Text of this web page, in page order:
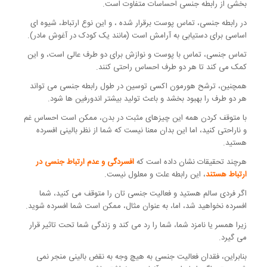
بخشی از رابطه جنسی احساسات متفاوت است.
در رابطه جنسی، تماس پوست برقرار شده ، و این نوع ارتباط، شیوه ای
اساسی برای دستیابی به آرامش است (مانند یک کودک در آغوش مادر).
تماس جنسی، تماس با پوست و نوازش برای دو طرف عالی است، و این
کمک می کند تا هر دو طرف احساس راحتی کنند.
همچنین، ترشح هورمون اکسی توسین در طول رابطه جنسی می تواند
هر دو طرف را بهبود بخشد و باعث تولید بیشتر اندورفین ها شود.
با متوقف کردن همه این چیزهای مثبت در بدن، ممکن است احساس غم
و ناراحتی کنید، اما این بدان معنا نیست که شما از نظر بالینی افسرده
هستید.
هرچند تحقیقات نشان داده است کهافسردگی و عدم ارتباط جنسی در
ارتباط هستند، این رابطه علت و معلول نیست.
اگر فردی سالم هستید و فعالیت جنسی تان را متوقف می کنید، شما
افسرده نخواهید شد، اما، به عنوان مثال، ممکن است شما افسرده شوید.
زیرا همسر یا نامزد شما، شما را رد می کند و زندگی شما تحت تاثیر قرار
می گیرد.
بنابراین، فقدان فعالیت جنسی به هیچ وجه به نقض بالینی منجر نمی